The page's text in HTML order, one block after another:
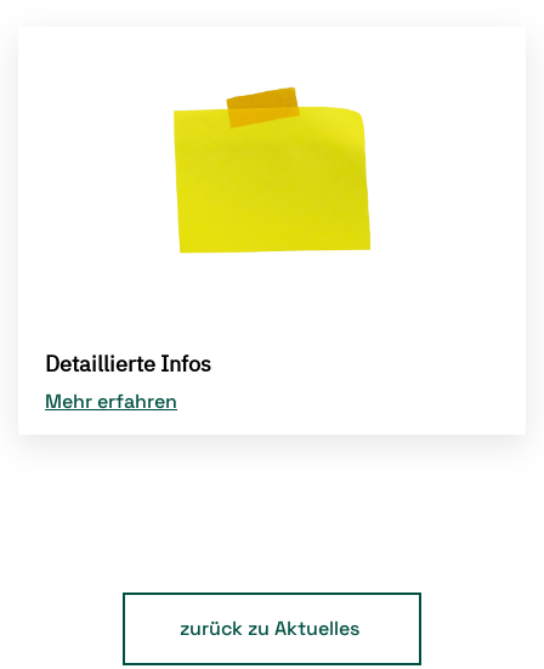
Detaillierte Infos
Mehr erfahren
zurück zu Aktuelles